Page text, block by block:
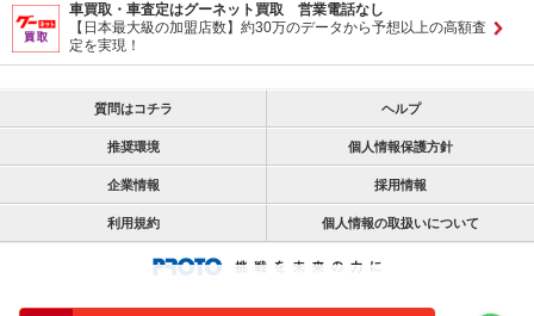
車買取・車査定はグーネット買取 営業電話なし
【日本最大級の加盟店数】約30万のデータから予想以上の高額査
定を実現！
質問はコチラ ヘルプ
推奨環境 個人情報保護方針
企業情報 採用情報
利用規約 個人情報の取扱いについて